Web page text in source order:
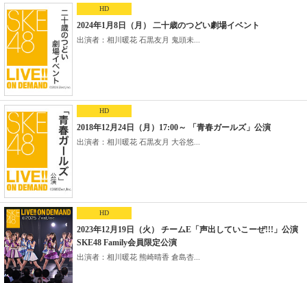
HD
2024年1月8日（月） 二十歳のつどい劇場イベント
出演者：相川暖花 石黒友月 鬼頭未...
HD
2018年12月24日（月）17:00～ 「青春ガールズ」公演
出演者：相川暖花 石黒友月 大谷悠...
HD
2023年12月19日（火） チームE「声出していこーぜ!!!」公演
SKE48 Family会員限定公演
出演者：相川暖花 熊崎晴香 倉島杏...